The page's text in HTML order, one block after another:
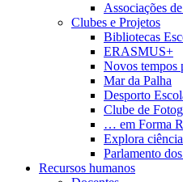
Associações
Clubes e Projetos
Bibliotecas
ERASMUS+
Novos tempos
Mar da Palha
Desporto
Clube de
… em Forma
Explora ciência
Parlamento
Recursos humanos